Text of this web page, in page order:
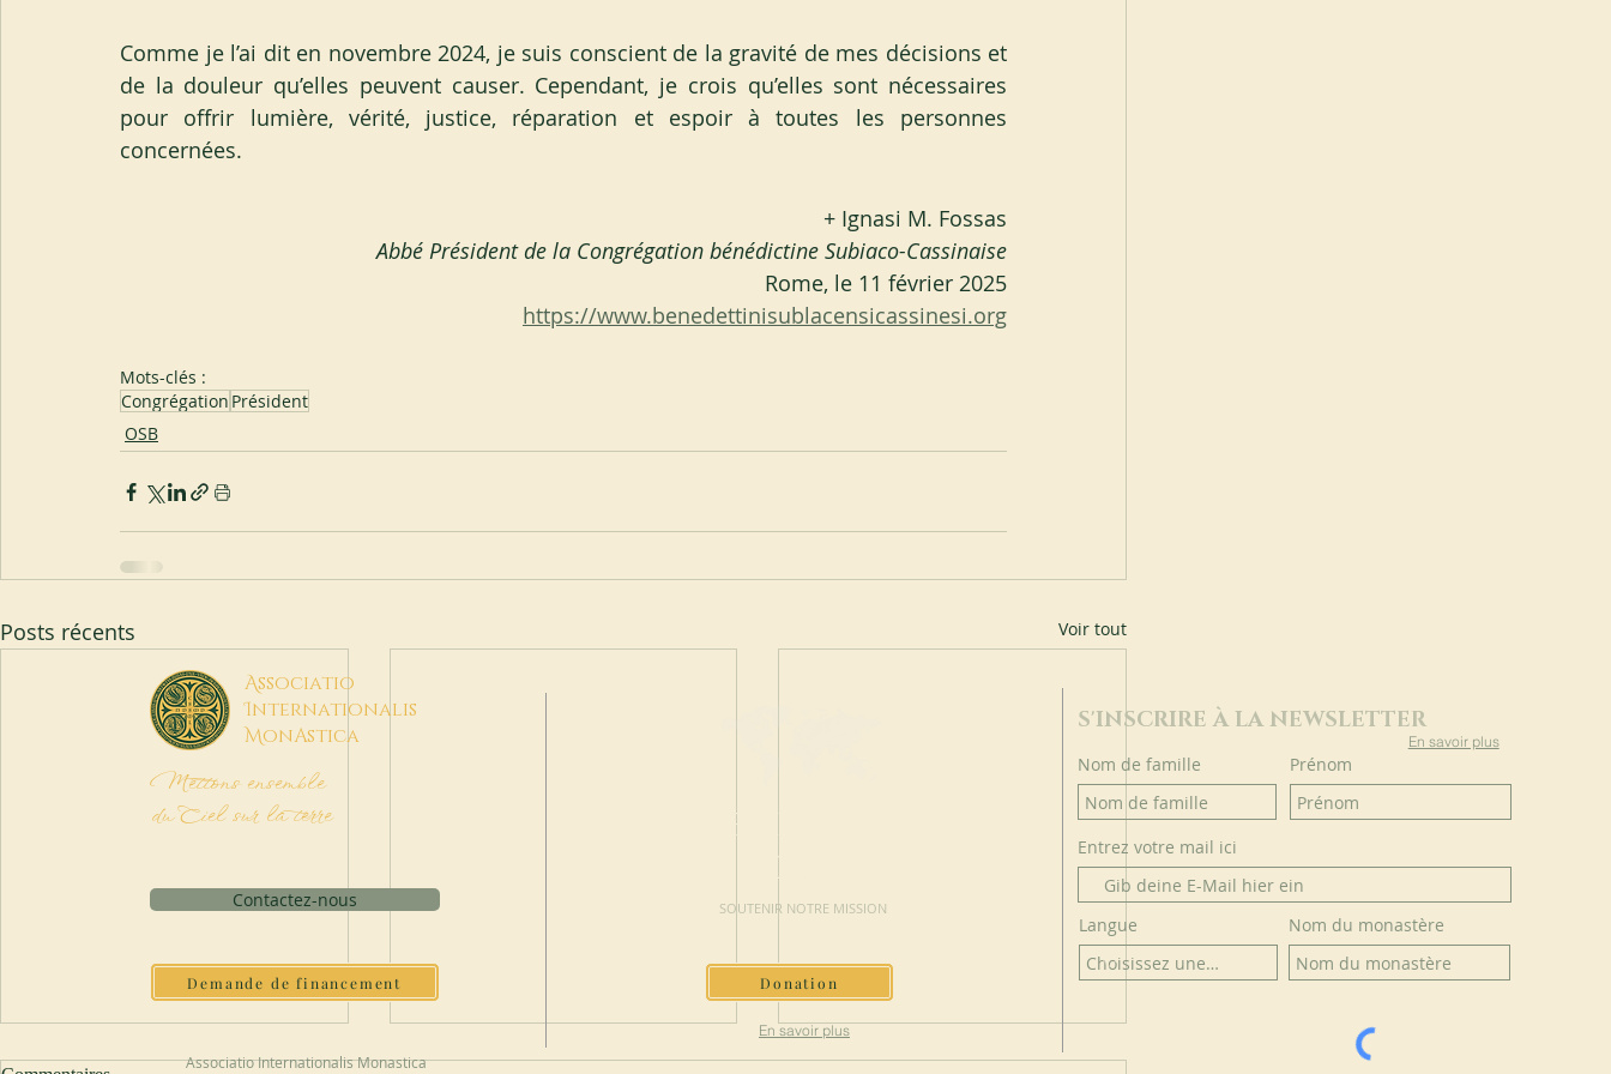
Comme je l’ai dit en novembre 2024, je suis conscient de la gravité de mes décisions et
de la douleur qu’elles peuvent causer. Cependant, je crois qu’elles sont nécessaires
pour offrir lumière, vérité, justice, réparation et espoir à toutes les personnes
concernées.
+ Ignasi M. Fossas
Abbé Président de la Congrégation bénédictine Subiaco-Cassinaise
Rome, le 11 février 2025
https://www.benedettinisublacensicassinesi.org
Mots-clés :
Congrégation Président
OSB
Posts récents Voir tout
Associatio
Internationalis
MonAstica
Mettons ensemble
du Ciel sur la terre
Contactez-nous
Demande de financement
Associatio Internationalis Monastica
FAIRE UN
DON
SOUTENIR NOTRE MISSION
Donation
En savoir plus
S'INSCRIRE À LA NEWSLETTER
En savoir plus
Nom de famille Prénom
Entrez votre mail ici
Langue Nom du monastère